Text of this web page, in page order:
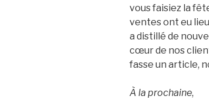
vous faisiez la
ventes ont eu
a distillé de
cœur de nos
fasse un article,
À la prochaine,